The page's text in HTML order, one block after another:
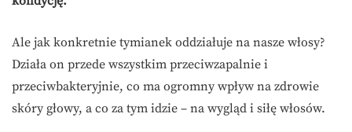
Ale jak konkretnie tymianek oddziałuje na nasze włosy?
Działa on przede wszystkim przeciwzapalnie i
przeciwbakteryjnie, co ma ogromny wpływ na zdrowie
skóry głowy, a co za tym idzie – na wygląd i siłę włosów.